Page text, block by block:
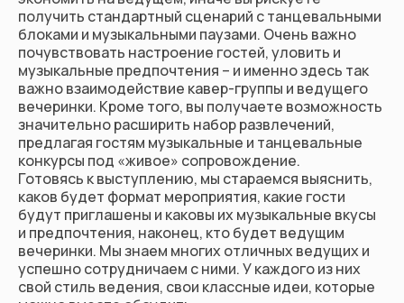
получить стандартный сценарий с танцевальными
блоками и музыкальными паузами. Очень важно
почувствовать настроение гостей, уловить и
музыкальные предпочтения – и именно здесь так
важно взаимодействие кавер-группы и ведущего
вечеринки. Кроме того, вы получаете возможность
значительно расширить набор развлечений,
предлагая гостям музыкальные и танцевальные
конкурсы под «живое» сопровождение.
Готовясь к выступлению, мы стараемся выяснить,
каков будет формат мероприятия, какие гости
будут приглашены и каковы их музыкальные вкусы
и предпочтения, наконец, кто будет ведущим
вечеринки. Мы знаем многих отличных ведущих и
успешно сотрудничаем с ними. У каждого из них
свой стиль ведения, свои классные идеи, которые